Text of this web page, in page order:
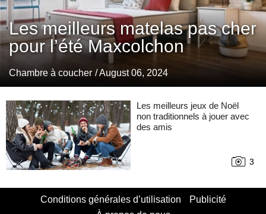
Les meilleurs matelas pas cher
pour l’été Maxcolchon
Chambre à coucher / August 06, 2024
Les meilleurs jeux de Noël
non traditionnels à jouer avec
des amis
3
Conditions générales d’utilisation
Publicité